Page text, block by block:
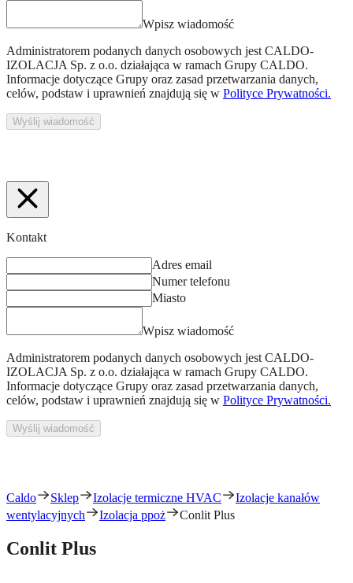
Wpisz wiadomość
Administratorem podanych danych osobowych jest CALDO-
IZOLACJA Sp. z o.o. działająca w ramach Grupy CALDO.
Informacje dotyczące Grupy oraz zasad przetwarzania danych,
celów, podstaw i uprawnień znajdują się w Polityce Prywatności.
Wyślij wiadomość
Kontakt
Adres email
Numer telefonu
Miasto
Wpisz wiadomość
Administratorem podanych danych osobowych jest CALDO-
IZOLACJA Sp. z o.o. działająca w ramach Grupy CALDO.
Informacje dotyczące Grupy oraz zasad przetwarzania danych,
celów, podstaw i uprawnień znajdują się w Polityce Prywatności.
Wyślij wiadomość
Caldo Sklep Izolacje termiczne HVAC
Izolacje kanałów
wentylacyjnych
Izolacja ppoż Conlit Plus
Conlit Plus